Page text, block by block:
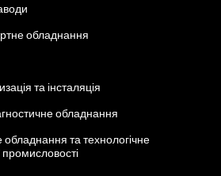
обладнання
та інсталяція
обладнання
та технологічне